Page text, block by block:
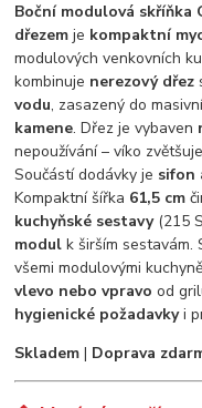
Boční modulová skříňka
dřezem je kompaktní
modulových venkovních
kombinuje nerezový dřez
vodu, zasazený do
kamene. Dřez je vybaven
nepoužívání – víko
Součástí dodávky je sifon
Kompaktní šířka 61,5 cm
kuchyňské sestavy(215
modul k širším sestavám.
všemi modulovými
vlevo nebo vpravo od
hygienické požadavkyi
Skladem | Doprava